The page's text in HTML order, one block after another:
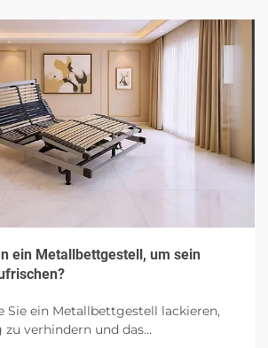
ein Metallbettgestell, um sein
Sie ein Metallbettgestell lackieren,
verhindern und das